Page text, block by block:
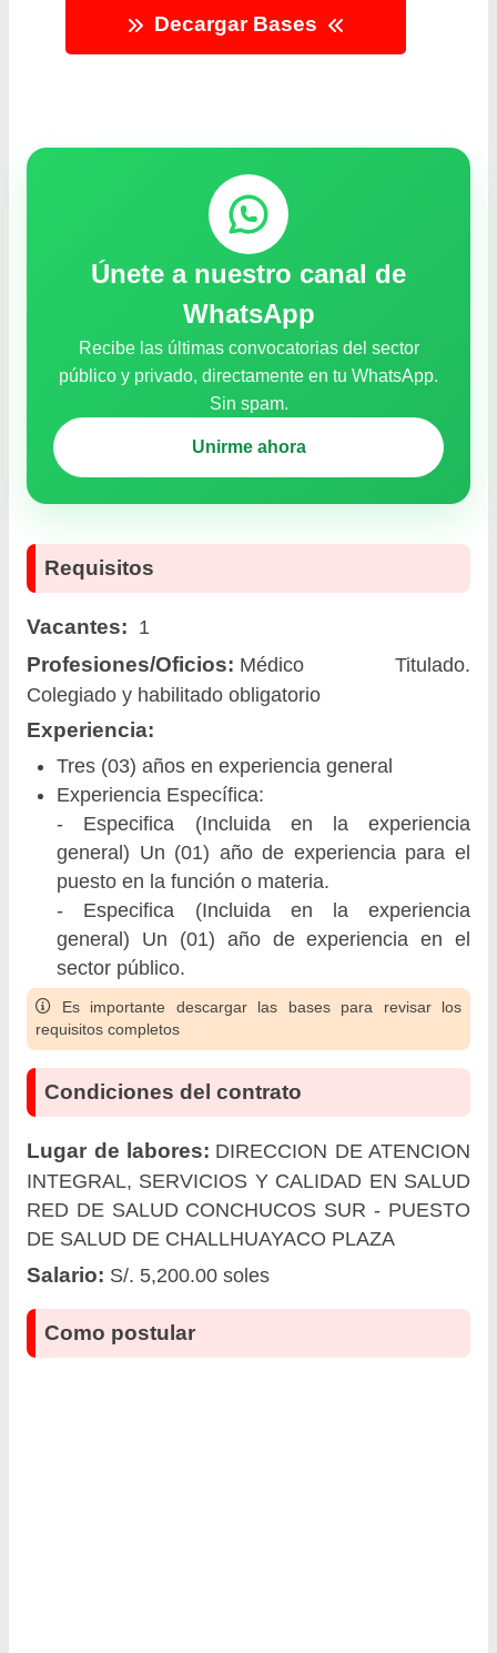
Decargar Bases
Únete a nuestro canal de
WhatsApp
Recibe las últimas convocatorias del sector
público y privado, directamente en tu WhatsApp.
Sin spam.
Unirme ahora
Requisitos
Vacantes: 1
Profesiones/Oficios: Médico Titulado.
Colegiado y habilitado obligatorio
Experiencia:
Tres (03) años en experiencia general
Experiencia Específica:
- Especifica (Incluida en la experiencia
general) Un (01) año de experiencia para el
puesto en la función o materia.
- Especifica (Incluida en la experiencia
general) Un (01) año de experiencia en el
sector público.
Es importante descargar las bases para revisar los
requisitos completos
Condiciones del contrato
Lugar de labores: DIRECCION DE ATENCION
INTEGRAL, SERVICIOS Y CALIDAD EN SALUD
RED DE SALUD CONCHUCOS SUR - PUESTO
DE SALUD DE CHALLHUAYACO PLAZA
Salario: S/. 5,200.00 soles
Como postular